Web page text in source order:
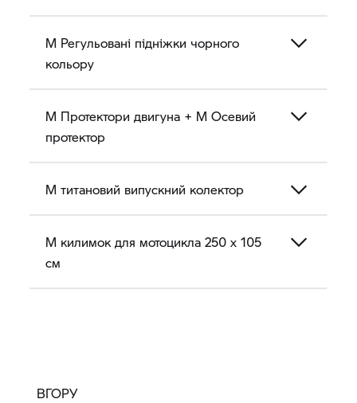
M Регульовані підніжки чорного
кольору
M Протектори двигуна + M Осевий
протектор
M титановий випускний колектор
M килимок для мотоцикла 250 x 105
см
ВГОРУ